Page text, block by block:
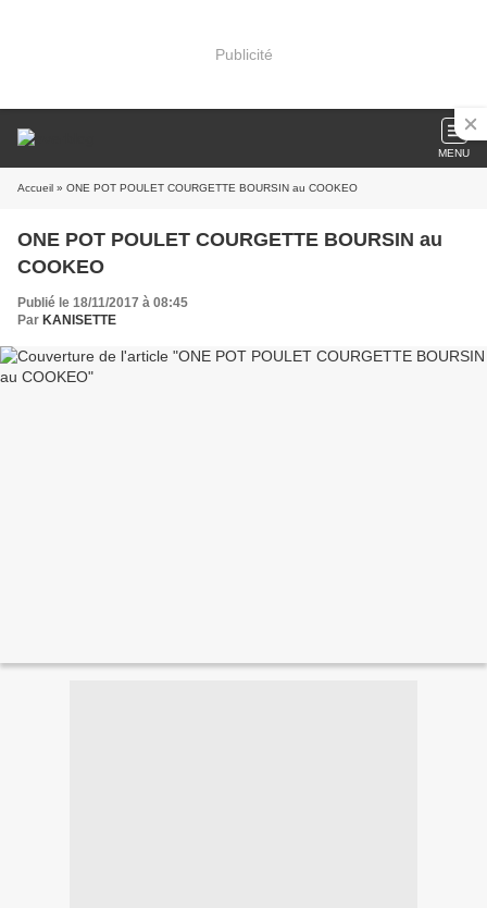
Publicité
MENU
Accueil » ONE POT POULET COURGETTE BOURSIN au COOKEO
ONE POT POULET COURGETTE BOURSIN au
COOKEO
Publié le 18/11/2017 à 08:45
Par KANISETTE